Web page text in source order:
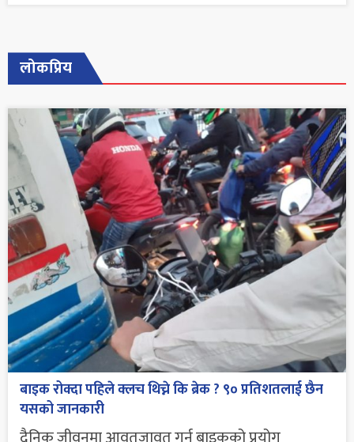
लोकप्रिय
बाइक रोक्दा पहिले क्लच थिच्ने कि ब्रेक ? ९० प्रतिशतलाई छैन
यसको जानकारी